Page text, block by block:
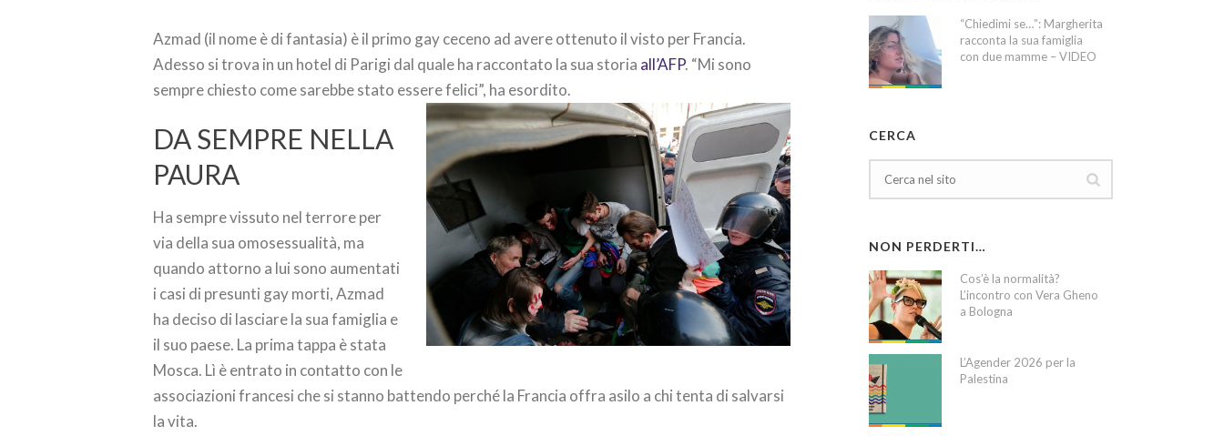
Azmad (il nome è di fantasia) è il primo gay ceceno ad avere ottenuto il visto per Francia.
Adesso si trova in un hotel di Parigi dal quale ha raccontato la sua storia all’AFP. “Mi sono
sempre chiesto come sarebbe stato essere felici”, ha esordito.
DA SEMPRE NELLA
PAURA
Ha sempre vissuto nel terrore per
via della sua omosessualità, ma
quando attorno a lui sono aumentati
i casi di presunti gay morti, Azmad
ha deciso di lasciare la sua famiglia e
il suo paese. La prima tappa è stata
Mosca. Lì è entrato in contatto con le
associazioni francesi che si stanno battendo perché la Francia offra asilo a chi tenta di salvarsi
la vita.
“Chiedimi se…”: Margherita
racconta la sua famiglia
con due mamme – VIDEO
CERCA
NON PERDERTI…
Cos’è la normalità?
L’incontro con Vera Gheno
a Bologna
L’Agender 2026 per la
Palestina